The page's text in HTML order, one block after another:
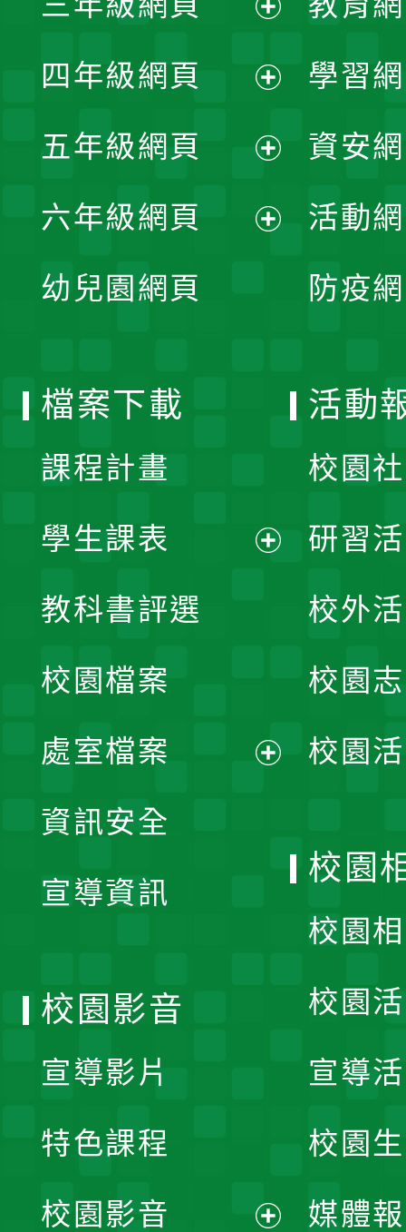
選
單
開
選
單
開
選
單
四年級網頁
開
選
五年級網頁
開
六年級網頁
幼兒園網頁
學習
資安
活動
防疫
檔案下載
課程計畫
學生課表
單
教科書評選
校園檔案
處室檔案
資訊安全
宣導資訊
活動
校園
研習
校外
校園
校園
校園
校園
校園
宣導
校園
媒體
校園影音
宣導影片
特色課程
校園影音